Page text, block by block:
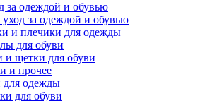
за одеждой и обувью
за одеждой и обувью
и плечики для одежды
для обуви
щетки для обуви
и прочее
для одежды
для обуви